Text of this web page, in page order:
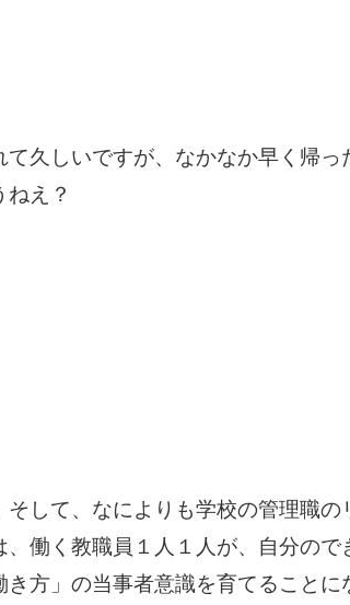
久しいですが、なかなか早く帰っ
え？
して、なによりも学校の管理職
働く教職員１人１人が、自分ので
方」の当事者意識を育てることに